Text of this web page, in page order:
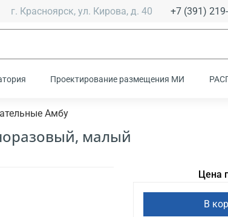
г. Красноярск, ул. Кирова, д. 40 +7 (391)
Проектирование размещения МИ
Амбу
малый
Цена
В